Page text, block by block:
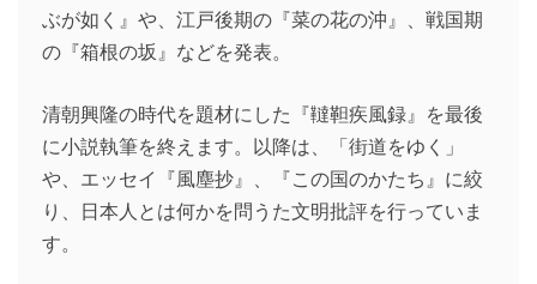
ぶが如く』や、江戸後期の『菜の花の沖』、戦国期
の『箱根の坂』などを発表。
清朝興隆の時代を題材にした『韃靼疾風録』を最後
に小説執筆を終えます。以降は、「街道をゆく」
や、エッセイ『風塵抄』、『この国のかたち』に絞
り、日本人とは何かを問うた文明批評を行っていま
す。